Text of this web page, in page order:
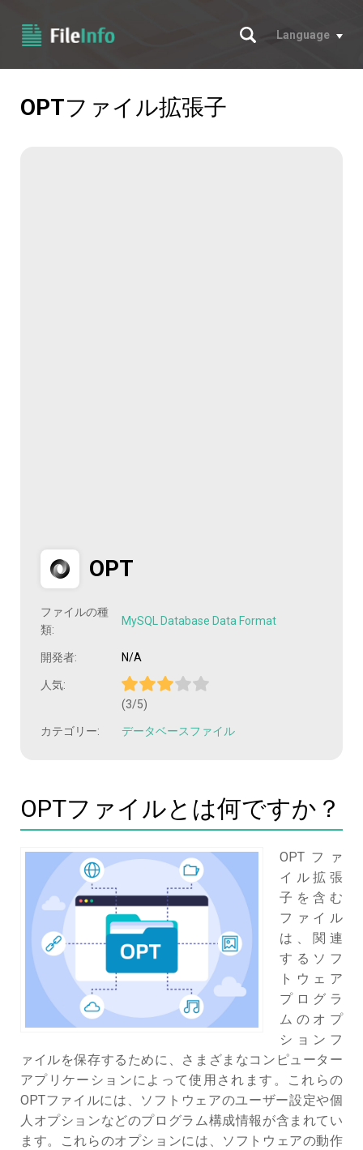
サーチ
Language
OPTファイル拡張子
OPT
ファイルの種
類:
MySQL Database Data Format
開発者: N/A
人気:
(3/5)
カテゴリー: データベースファイル
OPTファイルとは何ですか？
OPTファ
イル拡張
子を含む
ファイル
は、関連
するソフ
トウェア
プログラ
ムのオプ
ションフ
ァイルを保存するために、さまざまなコンピューター
アプリケーションによって使用されます。これらの
OPTファイルには、ソフトウェアのユーザー設定や個
人オプションなどのプログラム構成情報が含まれてい
ます。これらのオプションには、ソフトウェアの動作